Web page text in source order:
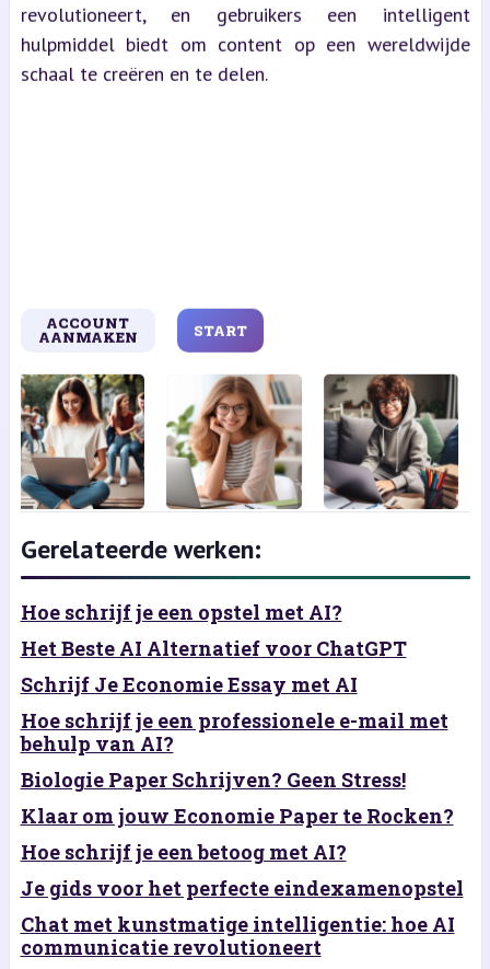
revolutioneert, en gebruikers een intelligent
hulpmiddel biedt om content op een wereldwijde
schaal te creëren en te delen.
ACCOUNT
AANMAKEN START
Gerelateerde werken:
Hoe schrijf je een opstel met AI?
Het Beste AI Alternatief voor ChatGPT
Schrijf Je Economie Essay met AI
Hoe schrijf je een professionele e-mail met
behulp van AI?
Biologie Paper Schrijven? Geen Stress!
Klaar om jouw Economie Paper te Rocken?
Hoe schrijf je een betoog met AI?
Je gids voor het perfecte eindexamenopstel
Chat met kunstmatige intelligentie: hoe AI
communicatie revolutioneert